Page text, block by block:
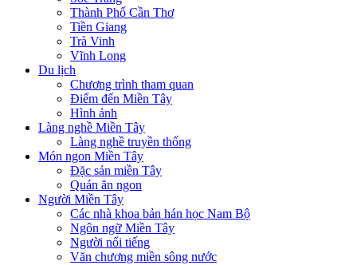
Thành Phố Cần Thơ
Tiền Giang
Trà Vinh
Vĩnh Long
Du lịch
Chương trình tham quan
Điểm đến Miền Tây
Hình ảnh
Làng nghề Miền Tây
Làng nghề truyền thống
Món ngon Miền Tây
Đặc sản miền Tây
Quán ăn ngon
Người Miền Tây
Các nhà khoa bản hán học Nam Bộ
Ngôn ngữ Miền Tây
Người nổi tiếng
Văn chương miền sông nước